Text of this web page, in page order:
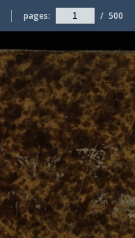
pages: / 500